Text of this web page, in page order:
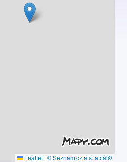
Leaflet | © Seznam.cz a.s. a další